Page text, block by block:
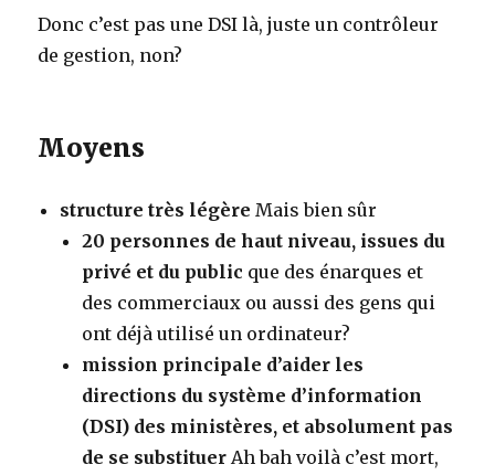
Donc c’est pas une DSI là, juste un contrôleur
de gestion, non?
Moyens
structure très légère Mais bien sûr
20 personnes de haut niveau, issues du
privé et du public que des énarques et
des commerciaux ou aussi des gens qui
ont déjà utilisé un ordinateur?
mission principale d’aider les
directions du système d’information
(DSI) des ministères, et absolument pas
de se substituer Ah bah voilà c’est mort,